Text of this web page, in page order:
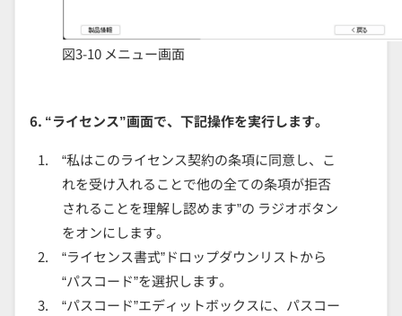
図3-10 メニュー画面
6. “ライセンス”画面で、下記操作を実行します。
“私はこのライセンス契約の条項に同意し、こ
れを受け入れることで他の全ての条項が拒否
されることを理解し認めます”の ラジオボタン
をオンにします。
“ライセンス書式”ドロップダウンリストから
“パスコード”を選択します。
“パスコード”エディットボックスに、パスコー